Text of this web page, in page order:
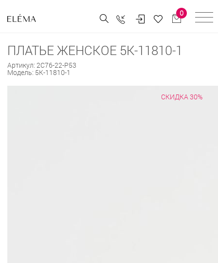
0
ПЛАТЬЕ ЖЕНСКОЕ 5К-11810-1
Артикул: 2С76-22-Р53
Модель: 5К-11810-1
СКИДКА 30%